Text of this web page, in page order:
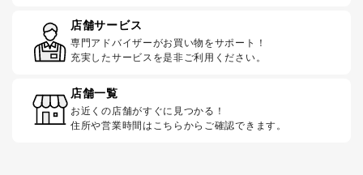
店舗サービス
専門アドバイザーがお買い物をサポート！
充実したサービスを是非ご利用ください。
店舗一覧
お近くの店舗がすぐに見つかる！
住所や営業時間はこちらからご確認できます。